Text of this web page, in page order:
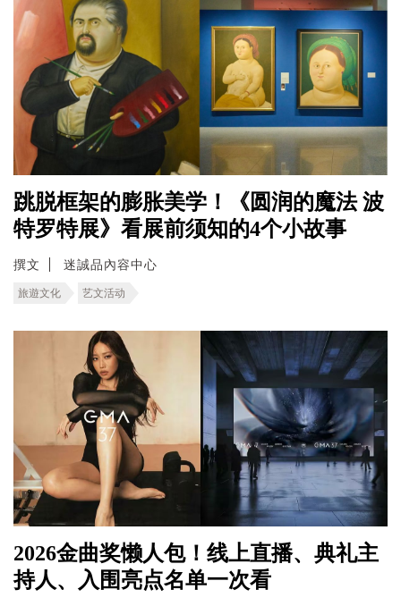
跳脱框架的膨胀美学！《圆润的魔法 波
特罗特展》看展前须知的4个小故事
撰文 迷誠品內容中心
旅遊文化 艺文活动
2026金曲奖懒人包！线上直播、典礼主
持人、入围亮点名单一次看